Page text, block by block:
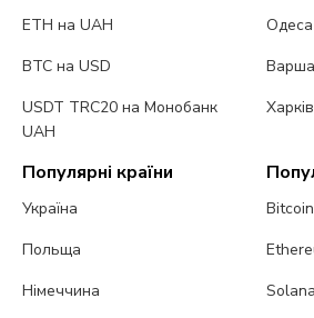
ETH на UAH
BTC на USD
USDT TRC20 на Монобанк
UAH
Одеса
Харків
Популярні країни
Україна
Польща
Німеччина
Bitcoin
Solana